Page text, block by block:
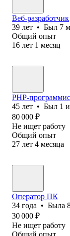
Веб-разработчик
39 лет • Был 7
Общий опыт
16 лет 1 месяц
PHP-
45 лет • Был 1
80 000 ₽
Не ищет работу
Общий опыт
27 лет 4 месяца
Оператор ПК
34 года • Была
30 000 ₽
Не ищет работу
Общий опыт